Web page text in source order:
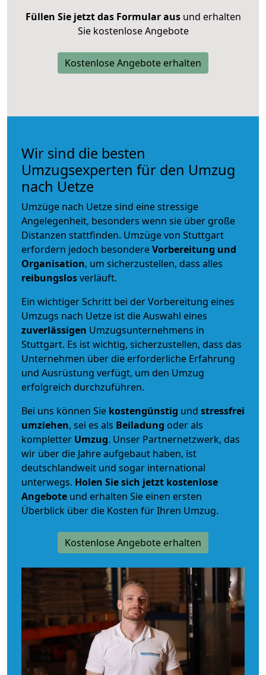
Füllen Sie jetzt das Formular ausund erhalten
Sie kostenlose Angebote
Kostenlose Angebote erhalten
Wir sind die besten
Umzugsexperten für den Umzug
nach Uetze
Umzüge nach Uetze sind eine stressige
Angelegenheit, besonders wenn sie über große
Distanzen stattfinden. Umzüge von Stuttgart
erfordern jedoch besondereVorbereitung und
Organisation, um sicherzustellen, dass alles
reibungslosverläuft.
Ein wichtiger Schritt bei der Vorbereitung eines
Umzugs nach Uetze ist die Auswahl eines
zuverlässigen Umzugsunternehmens in
Stuttgart. Es ist wichtig, sicherzustellen, dass das
Unternehmen über die erforderliche Erfahrung
und Ausrüstung verfügt, um den Umzug
erfolgreich durchzuführen.
Bei uns können Sie kostengünstig und stressfrei
umziehen, sei es als Beiladung oder als
kompletter Umzug. Unser Partnernetzwerk, das
wir über die Jahre aufgebaut haben, ist
deutschlandweit und sogar international
unterwegs. Holen Sie sich jetzt kostenlose
Angebote und erhalten Sie einen ersten
Überblick über die Kosten für Ihren Umzug.
Kostenlose Angebote erhalten